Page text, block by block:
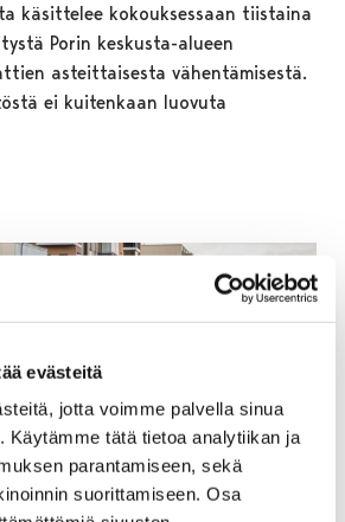
evästeitä
jotta voimme palvella sinua
Käytämme tätä tietoa analytiikan ja
parantamiseen, sekä
suorittamiseen. Osa
käsittelee kokouksessaan tiistaina
Porin keskusta-alueen
asteittaisesta vähentämisestä.
ei kuitenkaan luovuta